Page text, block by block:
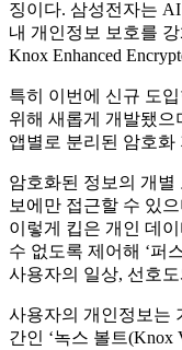
징이다. 삼성전자는
내 개인정보 보호를
Knox Enhanced
특히 이번에 신규 도
위해 새롭게 개발됐으
앱별로 분리된 암호화
암호화된 정보의 개별
보에만 접근할 수 있
이렇게 킵은 개인 데
수 없도록 제어해 ‘퍼
사용자의 일상, 선호
사용자의 개인정보는
간인 ‘녹스 볼트(Knox